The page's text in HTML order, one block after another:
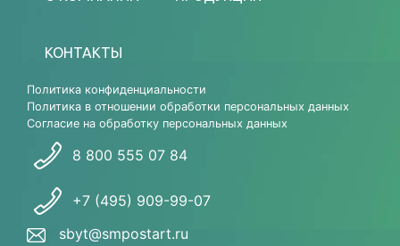
КОНТАКТЫ
Политика конфиденциальности
Политика в отношении обработки персональных данных
Согласие на обработку персональных данных
8 800 555 07 84
+7 (495) 909-99-07
sbyt@smpostart.ru